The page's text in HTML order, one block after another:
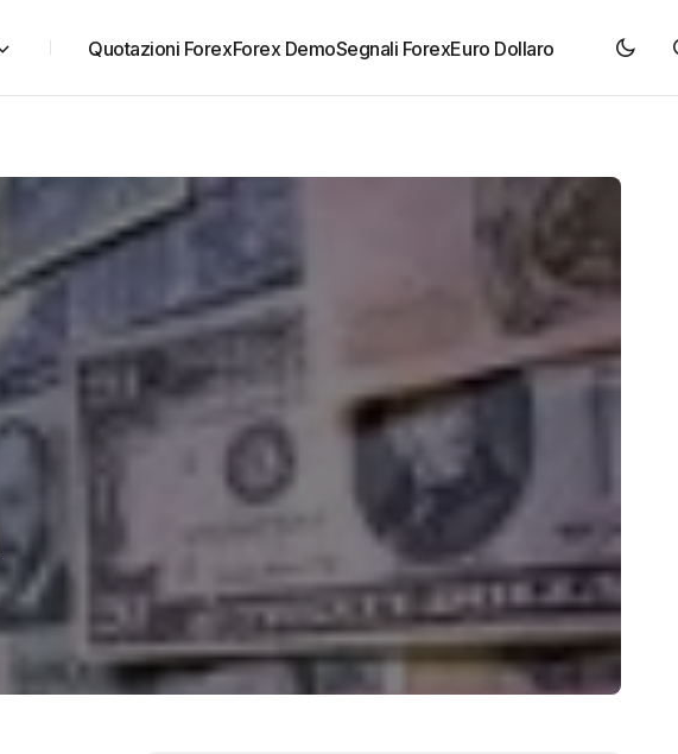
Quotazioni ForexForex DemoSegnali ForexEuro Dollaro